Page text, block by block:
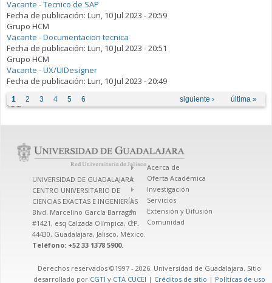
Vacante - Tecnico de SAP
Fecha de publicación: Lun, 10 Jul 2023 - 20:59
Grupo HCM
Vacante - Documentacion tecnica
Fecha de publicación: Lun, 10 Jul 2023 - 20:51
Grupo HCM
Vacante - UX/UIDesigner
Fecha de publicación: Lun, 10 Jul 2023 - 20:49
Páginas
1 2 3 4 5 6 siguiente › última »
UNIVERSIDAD DE GUADALAJARA
CENTRO UNIVERSITARIO DE
CIENCIAS EXACTAS E INGENIERÍAS
Blvd. Marcelino García Barragán
#1421, esq Calzada Olímpica, C.P.
44430, Guadalajara, Jalisco, México.
Teléfono: +52 33 1378 5900.
Acerca de
Oferta Académica
Investigación
Servicios
Extensión y Difusión
Comunidad
Derechos reservados ©1997 - 2026. Universidad de Guadalajara. Sitio
desarrollado por CGTI y CTA CUCEI | Créditos de sitio | Políticas de uso